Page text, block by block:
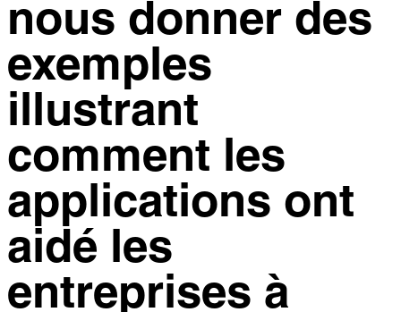
nous donner des
exemples
illustrant
comment les
applications ont
aidé les
entreprises à